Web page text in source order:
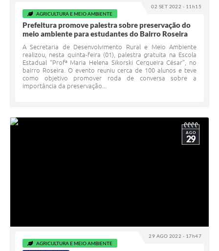
02 SET 2022 - 11h15
AGRICULTURA E MEIO AMBIENTE
Prefeitura promove palestra sobre preservação do
meio ambiente para estudantes do Bairro Roseira
A Secretaria de Desenvolvimento Rural e Meio Ambiente
realizou, nesta quinta-feira (01), palestra gratuita na Escola
Estadual “Profª Maria Helena Sikorski Cerqueira César”, no
bairro Roseira. O evento reuniu cerca de 100 alunos e teve
como objetivo promover roda de conversa sobre a
importância da preservação...
29 AGO 2022 - 17h47
AGO
29
AGRICULTURA E MEIO AMBIENTE